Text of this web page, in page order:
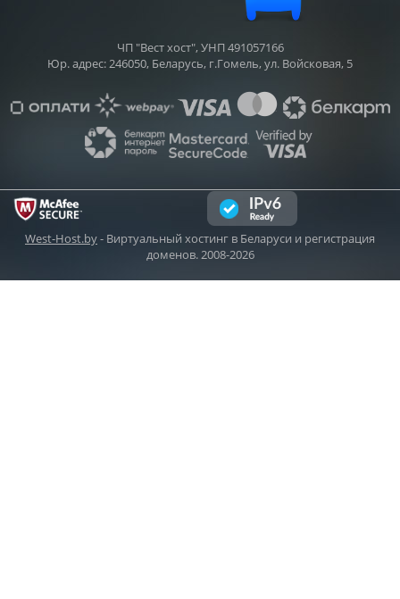
ЧП "Вест хост", УНП 491057166
Юр. адрес: 246050, Беларусь, г.Гомель, ул. Войсковая, 5
West-Host.by- Виртуальный хостинг в Беларуси и регистрация
доменов. 2008-2026